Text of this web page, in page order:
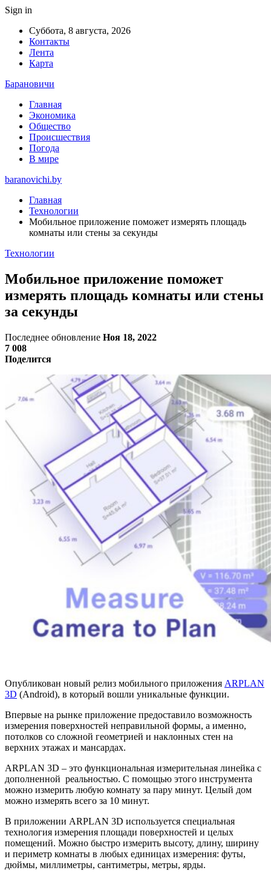
Sign in
Суббота, 8 августа, 2026
Контакты
Лента
Карта
Барановичи
Главная
Экономика
Общество
Происшествия
Погода
В мире
baranovichi.by
Главная
Технологии
Мобильное приложение поможет измерять площадь
комнаты или стены за секунды
Технологии
Мобильное приложение поможет
измерять площадь комнаты или стены
за секунды
Последнее обновление Ноя 18, 2022
7 008
Поделится
Опубликован новый релиз мобильного приложения ARPLAN
3D (Android), в который вошли уникальные функции.
Впервые на рынке приложение предоставило возможность
измерения поверхностей неправильной формы, а именно,
потолков со сложной геометрией и наклонных стен на
верхних этажах и мансардах.
ARPLAN 3D – это функциональная измерительная линейка с
дополненной реальностью. С помощью этого инструмента
можно измерить любую комнату за пару минут. Целый дом
можно измерять всего за 10 минут.
В приложении ARPLAN 3D используется специальная
технология измерения площади поверхностей и целых
помещений. Можно быстро измерить высоту, длину, ширину
и периметр комнаты в любых единицах измерения: футы,
дюймы, миллиметры, сантиметры, метры, ярды.